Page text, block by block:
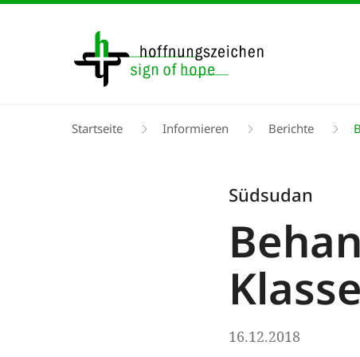
Pfadnavigation
Startseite Informieren Berichte
Südsudan
16.12.2018